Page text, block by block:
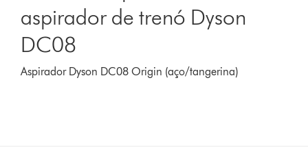
aspirador de trenó Dyson
DC08
Aspirador Dyson DC08 Origin (aço/tangerina)